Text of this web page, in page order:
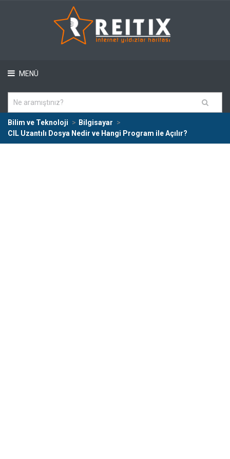
MENÜ
Bilim ve Teknoloji
Bilgisayar
CIL Uzantılı Dosya Nedir ve Hangi Program ile Açılır?